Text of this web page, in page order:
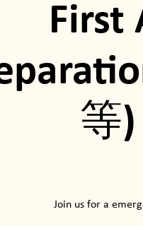
First
等)
Join us for a